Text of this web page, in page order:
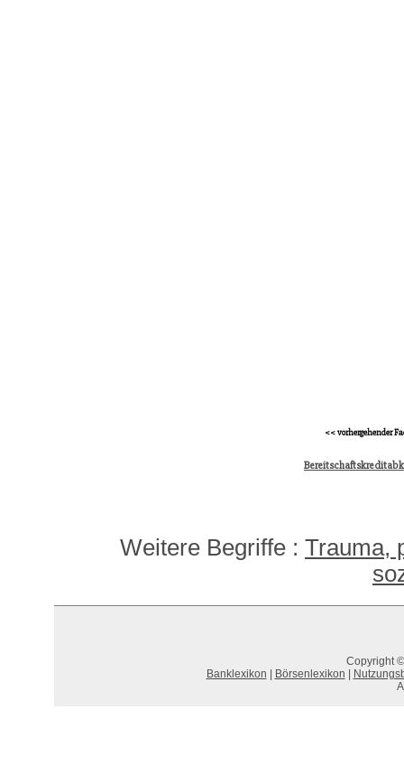
<< vorhergehender
Weitere Begriffe : Trauma,
Copyright
Banklexikon
Börsenlexikon